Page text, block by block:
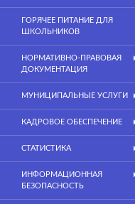
ГОРЯЧЕЕ ПИТАНИЕ ДЛЯ
ШКОЛЬНИКОВ
НОРМАТИВНО-ПРАВОВАЯ
ДОКУМЕНТАЦИЯ
МУНИЦИПАЛЬНЫЕ УСЛУГИ
КАДРОВОЕ ОБЕСПЕЧЕНИЕ
СТАТИСТИКА
ИНФОРМАЦИОННАЯ
БЕЗОПАСНОСТЬ